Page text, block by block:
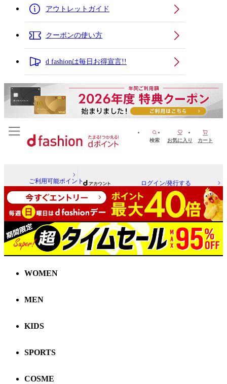
アウトレットガイド
クーポンの使い方
d fashionは毎日お得宣言!!
検索 お気に入り カート
ご利用可能ポイント ログイン/発行する
WOMEN
MEN
KIDS
SPORTS
COSME